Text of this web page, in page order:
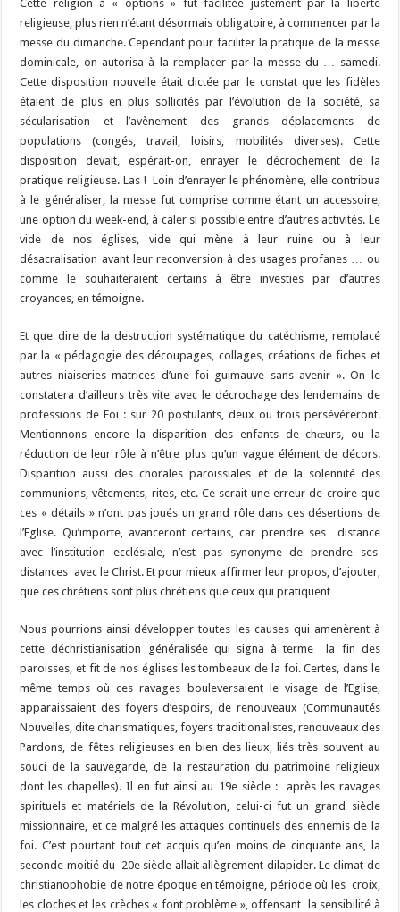
Cette religion à « options » fut facilitée justement par la liberté
religieuse, plus rien n’étant désormais obligatoire, à commencer par la
messe du dimanche. Cependant pour faciliter la pratique de la messe
dominicale, on autorisa à la remplacer par la messe du … samedi.
Cette disposition nouvelle était dictée par le constat que les fidèles
étaient de plus en plus sollicités par l’évolution de la société, sa
sécularisation et l’avènement des grands déplacements de
populations (congés, travail, loisirs, mobilités diverses). Cette
disposition devait, espérait-on, enrayer le décrochement de la
pratique religieuse. Las ! Loin d’enrayer le phénomène, elle contribua
à le généraliser, la messe fut comprise comme étant un accessoire,
une option du week-end, à caler si possible entre d’autres activités. Le
vide de nos églises, vide qui mène à leur ruine ou à leur
désacralisation avant leur reconversion à des usages profanes … ou
comme le souhaiteraient certains à être investies par d’autres
croyances, en témoigne.
Et que dire de la destruction systématique du catéchisme, remplacé
par la « pédagogie des découpages, collages, créations de fiches et
autres niaiseries matrices d’une foi guimauve sans avenir ». On le
constatera d’ailleurs très vite avec le décrochage des lendemains de
professions de Foi : sur 20 postulants, deux ou trois persévéreront.
Mentionnons encore la disparition des enfants de chœurs, ou la
réduction de leur rôle à n’être plus qu’un vague élément de décors.
Disparition aussi des chorales paroissiales et de la solennité des
communions, vêtements, rites, etc. Ce serait une erreur de croire que
ces « détails » n’ont pas joués un grand rôle dans ces désertions de
l’Eglise. Qu’importe, avanceront certains, car prendre ses distance
avec l’institution ecclésiale, n’est pas synonyme de prendre ses
distances avec le Christ. Et pour mieux affirmer leur propos, d’ajouter,
que ces chrétiens sont plus chrétiens que ceux qui pratiquent …
Nous pourrions ainsi développer toutes les causes qui amenèrent à
cette déchristianisation généralisée qui signa à terme la fin des
paroisses, et fit de nos églises les tombeaux de la foi. Certes, dans le
même temps où ces ravages bouleversaient le visage de l’Eglise,
apparaissaient des foyers d’espoirs, de renouveaux (Communautés
Nouvelles, dite charismatiques, foyers traditionalistes, renouveaux des
Pardons, de fêtes religieuses en bien des lieux, liés très souvent au
souci de la sauvegarde, de la restauration du patrimoine religieux
dont les chapelles). Il en fut ainsi au 19e siècle : après les ravages
spirituels et matériels de la Révolution, celui-ci fut un grand siècle
missionnaire, et ce malgré les attaques continuels des ennemis de la
foi. C’est pourtant tout cet acquis qu’en moins de cinquante ans, la
seconde moitié du 20e siècle allait allègrement dilapider. Le climat de
christianophobie de notre époque en témoigne, période où les croix,
les cloches et les crèches « font problème », offensant la sensibilité à